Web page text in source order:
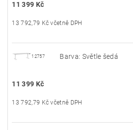
11 399 Kč
13 792,79 Kč včetně DPH
12757 Barva: Světle šedá
11 399 Kč
13 792,79 Kč včetně DPH